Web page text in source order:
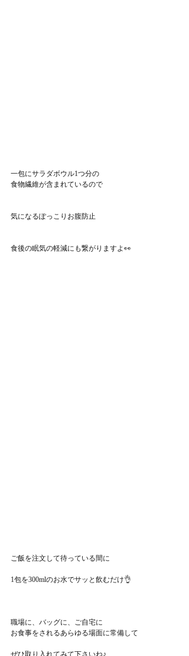
一包にサラダボウル1つ分の
食物繊維が含まれているので
気になるぽっこりお腹防止
食後の眠気の軽減にも繋がりますよ👀
ご飯を注文して待っている間に
1包を300mlのお水でサッと飲むだけ👌
職場に、バッグに、ご自宅に
お食事をされるあらゆる場面に常備して
ぜひ取り入れてみて下さいね♪